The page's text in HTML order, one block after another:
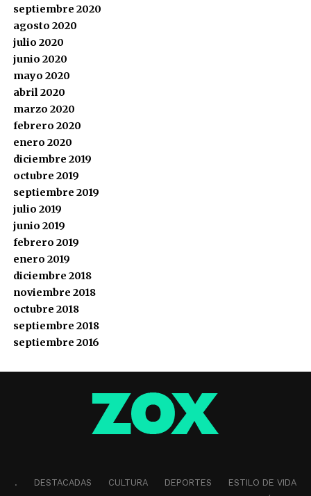
septiembre 2020
agosto 2020
julio 2020
junio 2020
mayo 2020
abril 2020
marzo 2020
febrero 2020
enero 2020
diciembre 2019
octubre 2019
septiembre 2019
julio 2019
junio 2019
febrero 2019
enero 2019
diciembre 2018
noviembre 2018
octubre 2018
septiembre 2018
septiembre 2016
. DESTACADAS CULTURA DEPORTES
ESTILO DE VIDA